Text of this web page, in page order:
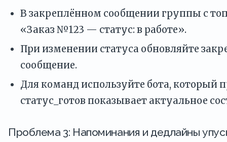
В закреплённом сообщении группы с
«Заказ №123 — статус: в работе».
При изменении статуса обновляйте
сообщение.
Для команд используйте бота, который
статус_готов показывает актуальное
Проблема 3: Напоминания и дедлайны